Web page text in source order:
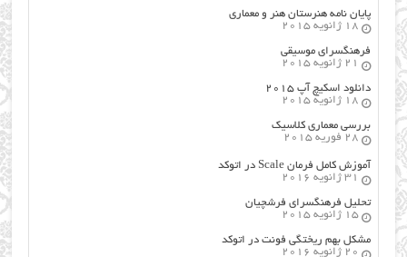
پایان نامه هنرستان هنر و معماري
18 ژانویه 2015
فرهنگسراي موسيقي
21 ژانویه 2015
دانلود اسکیچ آپ ۲۰۱۵
18 ژانویه 2015
بررسی معماری کلاسیک
28 فوریه 2015
آموزش کامل فرمان Scale در اتوکد
31 ژانویه 2016
تحلیل فرهنگسرای فرشچیان
15 ژانویه 2015
مشکل بهم ریختگی فونت در اتوکد
20 ژانویه 2016